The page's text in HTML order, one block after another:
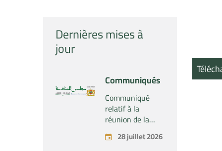
Dernières mises à
jour
Communiqués
Communiqué
relatif à la
réunion de la
Section du
Conseil de la
28 juillet 2026